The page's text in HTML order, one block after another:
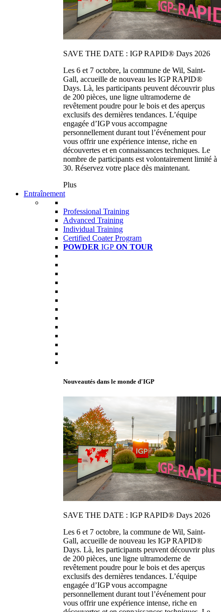
SAVE THE DATE : IGP RAPID® Days 2026
Les 6 et 7 octobre, la commune de Wil, Saint-
Gall, accueille de nouveau les IGP RAPID®
Days. Là, les participants peuvent découvrir plus
de 200 pièces, une ligne ultramoderne de
revêtement poudre pour le bois et des aperçus
exclusifs des dernières tendances. L’équipe
engagée d’IGP vous accompagne
personnellement durant tout l’événement pour
vous offrir une expérience intense, riche en
découvertes et en connaissances techniques. Le
nombre de participants est volontairement limité à
30. Réservez votre place dès maintenant.
Plus
Entraînement
Professional Training
Advanced Training
Individual Training
Certified Coater Program
POWDER IGP ON TOUR
Nouveautés dans le monde d'IGP
SAVE THE DATE : IGP RAPID® Days 2026
Les 6 et 7 octobre, la commune de Wil, Saint-
Gall, accueille de nouveau les IGP RAPID®
Days. Là, les participants peuvent découvrir plus
de 200 pièces, une ligne ultramoderne de
revêtement poudre pour le bois et des aperçus
exclusifs des dernières tendances. L’équipe
engagée d’IGP vous accompagne
personnellement durant tout l’événement pour
vous offrir une expérience intense, riche en